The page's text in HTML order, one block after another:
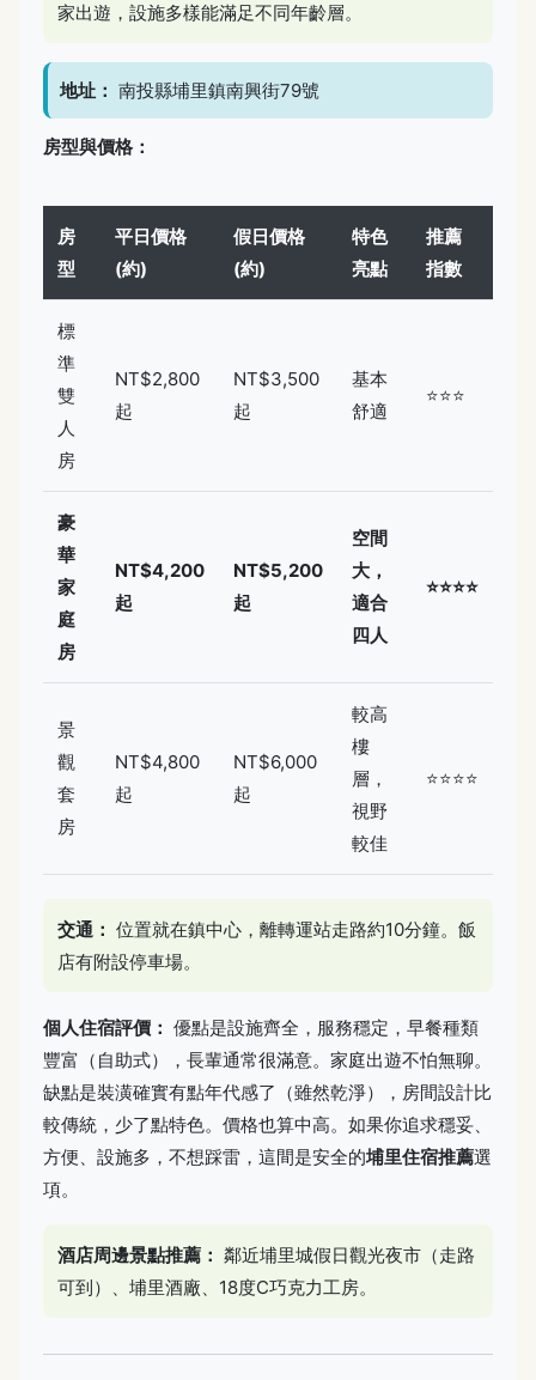
家出遊，設施多樣能滿足不同年齡層。
地址： 南投縣埔里鎮南興街79號
房型與價格：
房
型
平日價格
(約)
假日價格
(約)
特色
亮點
推薦
指數
標
準
雙
人
房
NT$2,800
起
NT$3,500
起
基本
舒適
⭐⭐⭐
豪
華
家
庭
房
NT$4,200
起
NT$5,200
起
空間
大，
適合
四人
⭐⭐⭐⭐
景
觀
套
房
NT$4,800
起
NT$6,000
起
較高
樓
層，
視野
較佳
⭐⭐⭐⭐
交通： 位置就在鎮中心，離轉運站走路約10分鐘。飯
店有附設停車場。
個人住宿評價： 優點是設施齊全，服務穩定，早餐種類
豐富（自助式），長輩通常很滿意。家庭出遊不怕無聊。
缺點是裝潢確實有點年代感了（雖然乾淨），房間設計比
較傳統，少了點特色。價格也算中高。如果你追求穩妥、
方便、設施多，不想踩雷，這間是安全的埔里住宿推薦選
項。
酒店周邊景點推薦： 鄰近埔里城假日觀光夜市（走路
可到）、埔里酒廠、18度C巧克力工房。